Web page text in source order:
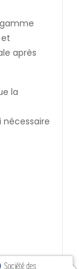
après
la